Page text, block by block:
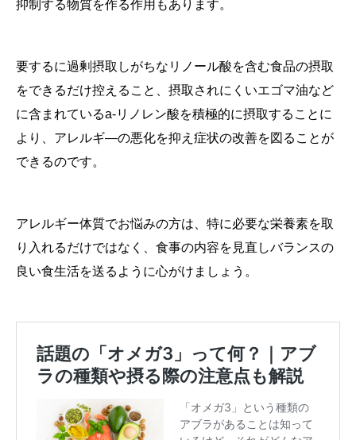
抑制する物質を作る作用もあります。
要するに過剰摂取しがちなリノール酸を含む食品の摂取
をできるだけ控えること、摂取されにくいエゴマ油など
に含まれているa-リノレン酸を積極的に摂取することに
より、アレルギ—の悪化を抑え症状の改善を図ることが
できるのです。
アレルギー体質でお悩みの方は、特に必要な栄養素を取
り入れるだけではなく、食事の内容を見直しバランスの
良い食生活を送るように心がけましょう。